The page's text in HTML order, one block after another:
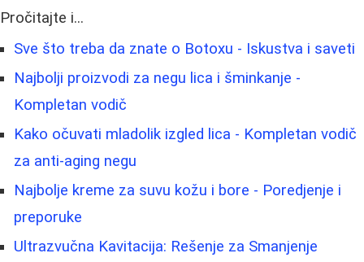
Pročitajte i...
Sve što treba da znate o Botoxu - Iskustva i saveti
Najbolji proizvodi za negu lica i šminkanje -
Kompletan vodič
Kako očuvati mladolik izgled lica - Kompletan vodič
za anti-aging negu
Najbolje kreme za suvu kožu i bore - Poredjenje i
preporuke
Ultrazvučna Kavitacija: Rešenje za Smanjenje